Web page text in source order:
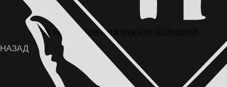
СРОК ИЗГОТОВЛЕНИЯ ЗАКАЗА 10-20 ДНЕЙ